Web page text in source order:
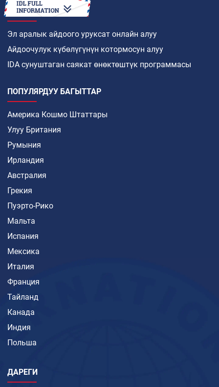
КАНТИП
Эл аралык айдоого уруксат онлайн алуу
Айдоочулук күбөлүгүнүн котормосун алуу
IDA сунуштаган саякат өнөктөштүк программасы
ПОПУЛЯРДУУ БАГЫТТАР
Америка Кошмо Штаттары
Улуу Британия
Румыния
Ирландия
Австралия
Грекия
Пуэрто-Рико
Мальта
Испания
Мексика
Италия
Франция
Тайланд
Канада
Индия
Польша
ДАРЕГИ